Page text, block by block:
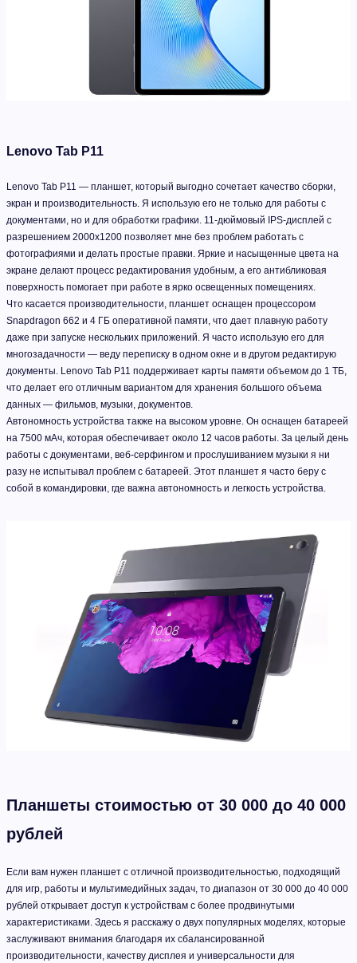
Lenovo Tab P11
Lenovo Tab P11 — планшет, который выгодно сочетает качество сборки,
экран и производительность. Я использую его не только для работы с
документами, но и для обработки графики. 11-дюймовый IPS-дисплей с
разрешением 2000x1200 позволяет мне без проблем работать с
фотографиями и делать простые правки. Яркие и насыщенные цвета на
экране делают процесс редактирования удобным, а его антибликовая
поверхность помогает при работе в ярко освещенных помещениях.
Что касается производительности, планшет оснащен процессором
Snapdragon 662 и 4 ГБ оперативной памяти, что дает плавную работу
даже при запуске нескольких приложений. Я часто использую его для
многозадачности — веду переписку в одном окне и в другом редактирую
документы. Lenovo Tab P11 поддерживает карты памяти объемом до 1 ТБ,
что делает его отличным вариантом для хранения большого объема
данных — фильмов, музыки, документов.
Автономность устройства также на высоком уровне. Он оснащен батареей
на 7500 мАч, которая обеспечивает около 12 часов работы. За целый день
работы с документами, веб-серфингом и прослушиванием музыки я ни
разу не испытывал проблем с батареей. Этот планшет я часто беру с
собой в командировки, где важна автономность и легкость устройства.
Планшеты стоимостью от 30 000 до 40 000
рублей
Если вам нужен планшет с отличной производительностью, подходящий
для игр, работы и мультимедийных задач, то диапазон от 30 000 до 40 000
рублей открывает доступ к устройствам с более продвинутыми
характеристиками. Здесь я расскажу о двух популярных моделях, которые
заслуживают внимания благодаря их сбалансированной
производительности, качеству дисплея и универсальности для